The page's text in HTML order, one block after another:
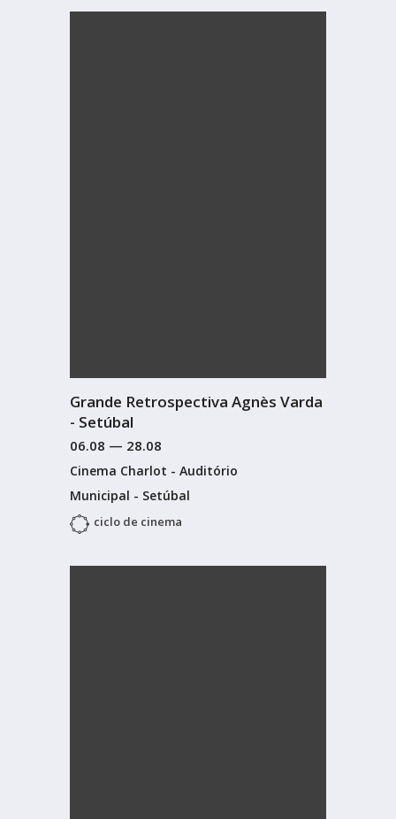
Grande Retrospectiva Agnès Varda
- Setúbal
06.08 — 28.08
Cinema Charlot - Auditório
Municipal - Setúbal
ciclo de cinema